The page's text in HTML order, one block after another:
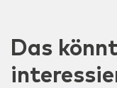
Das